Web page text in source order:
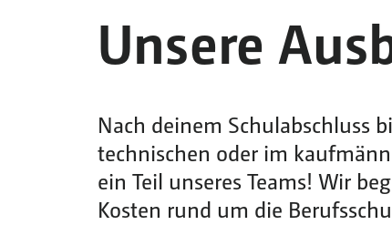
Unsere
Nach deinem Schulabschluss
technischen oder im
ein Teil unseres Teams! Wir
Kosten rund um die